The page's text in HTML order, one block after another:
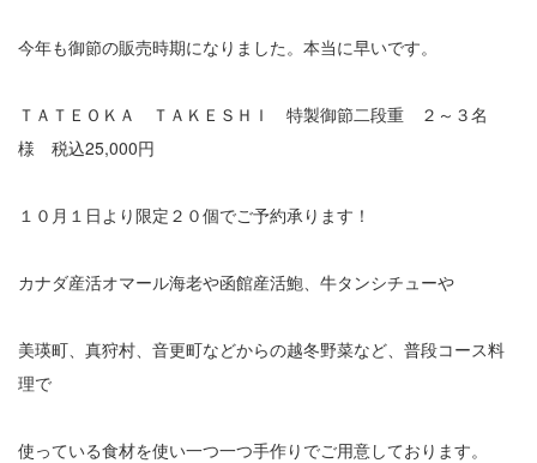
今年も御節の販売時期になりました。本当に早いです。
ＴＡＴＥＯＫＡ ＴＡＫＥＳＨＩ 特製御節二段重 ２～３名
様 税込25,000円
１０月１日より限定２０個でご予約承ります！
カナダ産活オマール海老や函館産活鮑、牛タンシチューや
美瑛町、真狩村、音更町などからの越冬野菜など、普段コース料
理で
使っている食材を使い一つ一つ手作りでご用意しております。